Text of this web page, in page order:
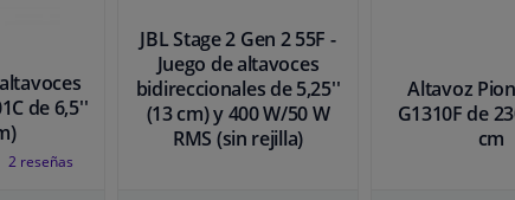
de 6,5''
4.5
2 reseñas
JBL Stage 2 Gen 2 55F -
Juego de altavoces
bidireccionales de 5,25''
(13 cm) y 400 W/50 W
RMS (sin rejilla)
Altavoz
G1310F de
cm